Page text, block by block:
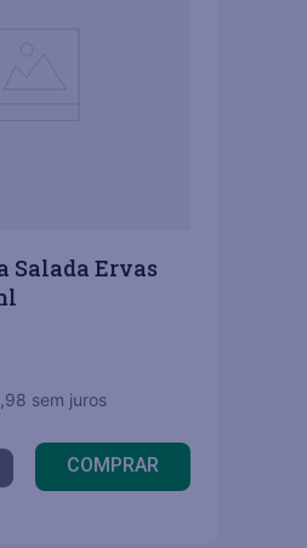
Salada Ervas
98 sem juros
COMPRAR